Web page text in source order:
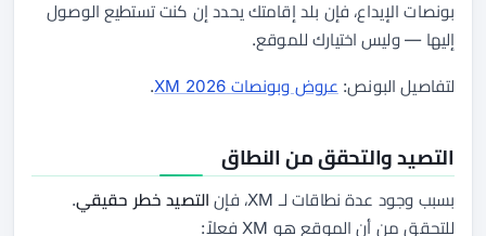
بونصات الإيداع، فإن بلد إقامتك يحدد إن كنت تستطيع الوصول
إليها — وليس اختيارك للموقع.
لتفاصيل البونص: عروض وبونصات XM 2026 .
التصيد والتحقق من النطاق
بسبب وجود عدة نطاقات لـ XM، فإن التصيد خطر حقيقي.
للتحقق من أن الموقع هو XM فعلاً: